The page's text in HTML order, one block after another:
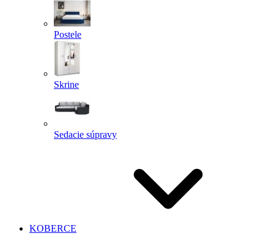
Postele
Skrine
Sedacie súpravy
KOBERCE